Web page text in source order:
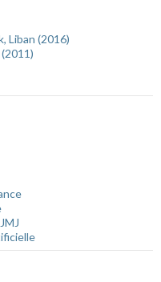
Liban (2016)